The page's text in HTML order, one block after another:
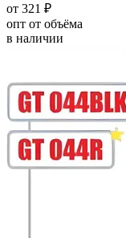
от 321 ₽
опт от объёма
в наличии